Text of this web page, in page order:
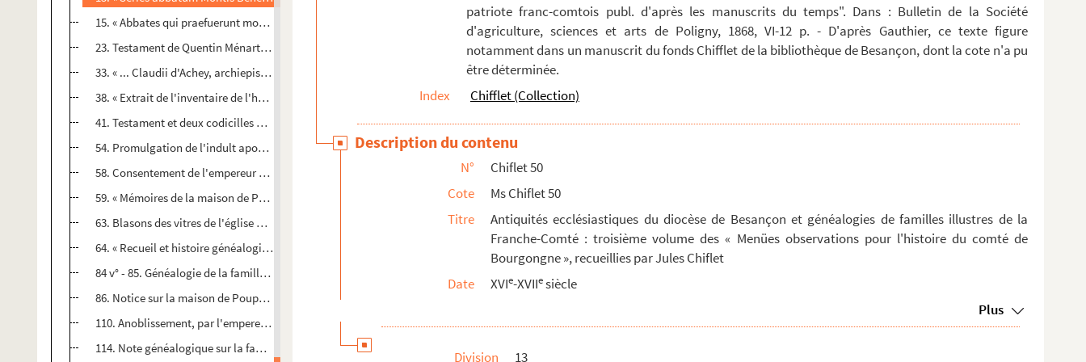
15. « Abbates qui praefuerunt monasterio Luxoviensi, ab anno Domini 595 [ad annum 1666] », auctore Julio...
23. Testament de Quentin Ménart, archevêque de Besançon ; Gy, 17 décembre 1462 ; « extraict sur l'origin...
33. « ... Claudii d'Achey, archiepiscopi Bisuntini, Imperii principis, elogium funebre »
38. « Extrait de l'inventaire de l'hospital du Saint-Esprit [de Besançon], en la boitte de Salins », par...
41. Testament et deux codicilles de Jean de Chalon, comte d'Auxerre et seigneur de Rochefort (1302-1309)...
54. Promulgation de l'indult apostolique concédant à l'archiduchesse Marguerite d'Autriche la collation ...
58. Consentement de l'empereur Charles-Quint à la prise de possession par Jean de La Palud de l'abbaye S...
59. « Mémoires de la maison de Pontaillier », par André Duchesne: notice généalogique autographe
63. Blasons des vitres de l'église de Montbarrey : croquis à la plume
64. « Recueil et histoire généalogique de la maison... de Sainct-Moris de Salins... »
84 v° - 85. Généalogie de la famille Coutier, au duché de Bourgogne, par Palliot (1664): Notice autographe
86. Notice sur la maison de Poupet, de Salins ; les pièces justificatives portent le sceau de l'official...
110. Anoblissement, par l'empereur Charles-Quint, de François Salivet, de Franche-Comté (1532, n. s.)
114. Note généalogique sur la famille Grenier, de Besançon
patriote franc-comtois publ. d'après les manuscrits du temps". Dans : Bulletin de la Société
d'agriculture, sciences et arts de Poligny, 1868, VI-12 p. - D'après Gauthier, ce texte figure
notamment dans un manuscrit du fonds Chifflet de la bibliothèque de Besançon, dont la cote n'a pu
être déterminée.
Index
Chifflet (Collection)
Description du contenu
N°
Chiflet 50
Cote
Ms Chiflet 50
Titre
Antiquités ecclésiastiques du diocèse de Besançon et généalogies de familles illustres de la
Franche-Comté : troisième volume des « Menües observations pour l'histoire du comté de
Bourgongne », recueillies par Jules Chiflet
Date
XVIe-XVIIesiècle
Plus
Division 13